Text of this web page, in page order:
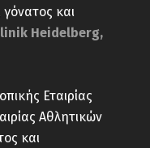
γόνατος και
Heidelberg,
Εταιρίας
Αθλητικών
και